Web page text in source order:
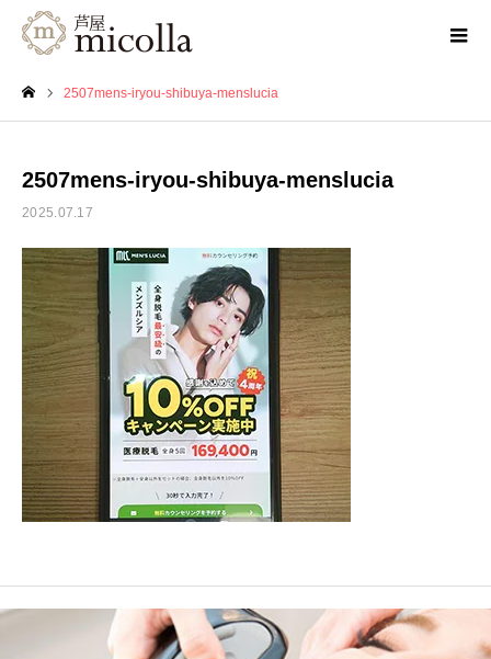
2507mens-iryou-shibuya-menslucia
2507mens-iryou-shibuya-menslucia
2025.07.17